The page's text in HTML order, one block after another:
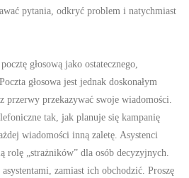
pytania, odkryć problem i natychmiast
głosową jako ostatecznego,
głosowa jest jednak doskonałym
przekazywać swoje wiadomości.
tak, jak planuje się kampanię
wiadomości inną zaletę. Asystenci
rolę „strażników” dla osób decyzyjnych.
zamiast ich obchodzić. Proszę